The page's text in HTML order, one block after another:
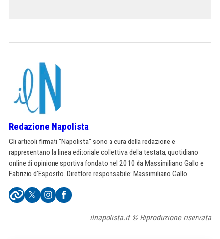
Redazione Napolista
Gli articoli firmati "Napolista" sono a cura della redazione e
rappresentano la linea editoriale collettiva della testata, quotidiano
online di opinione sportiva fondato nel 2010 da Massimiliano Gallo e
Fabrizio d'Esposito. Direttore responsabile: Massimiliano Gallo.
ilnapolista.it © Riproduzione riservata